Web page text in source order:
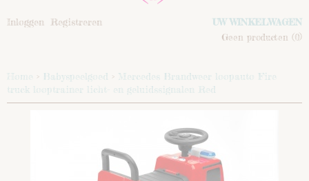
Inloggen Registreren
UW WINKELWAGEN
Geen producten (0)
Home > Babyspeelgoed > Mercedes Brandweer loopauto Fire
truck looptrainer licht- en geluidssignalen Red